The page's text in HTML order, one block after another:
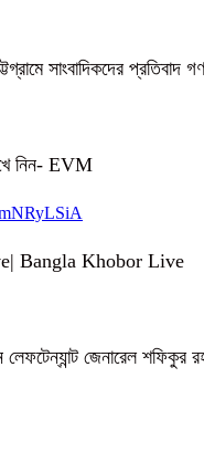
সাংবাদিকদের
নিন- EVM
Bangla Khobor Live
লেফটেন্যান্ট জেনারেল শফিকুর